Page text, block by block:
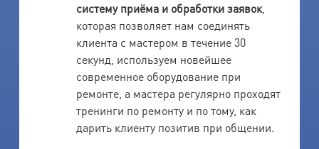
систему приёма и обработки заявок,
которая позволяет нам соединять
клиента с мастером в течение 30
секунд, используем новейшее
современное оборудование при
ремонте, а мастера регулярно проходят
тренинги по ремонту и по тому, как
дарить клиенту позитив при общении.